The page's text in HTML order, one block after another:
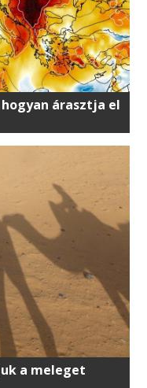
árasztja el
a meleget